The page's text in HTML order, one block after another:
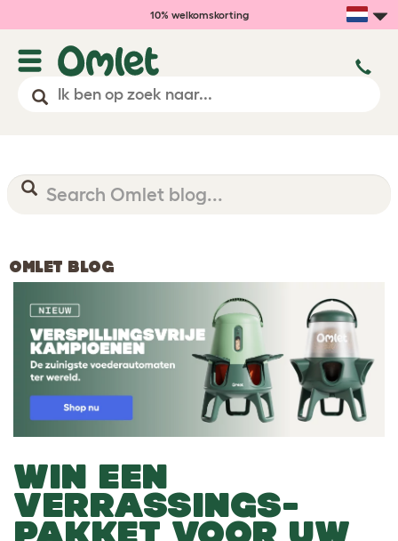
10% welkomskorting
OMLET BLOG
WIN EEN
VERRASSINGS-
PAKKET VOOR UW